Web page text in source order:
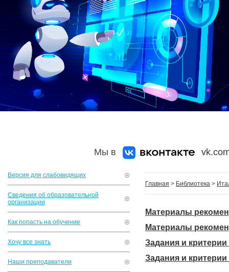
Мы в
Версия для слабовидящих
Сведения об образовательной
организации
Как попасть на обучение
Хочу все знать
Наши преподаватели
Главная > Библиотека >
Материалы
Материалы
Задания и
Задания и